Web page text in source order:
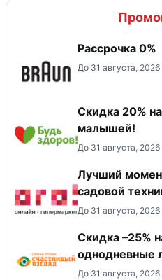
Рассрочка 0%
До 31 августа, 2026
Скидка 20%
малышей!
До 31 августа, 2026
Лучший
садовой
До 31 августа, 2026
Скидка –25%
однодневные
До 31 августа, 2026